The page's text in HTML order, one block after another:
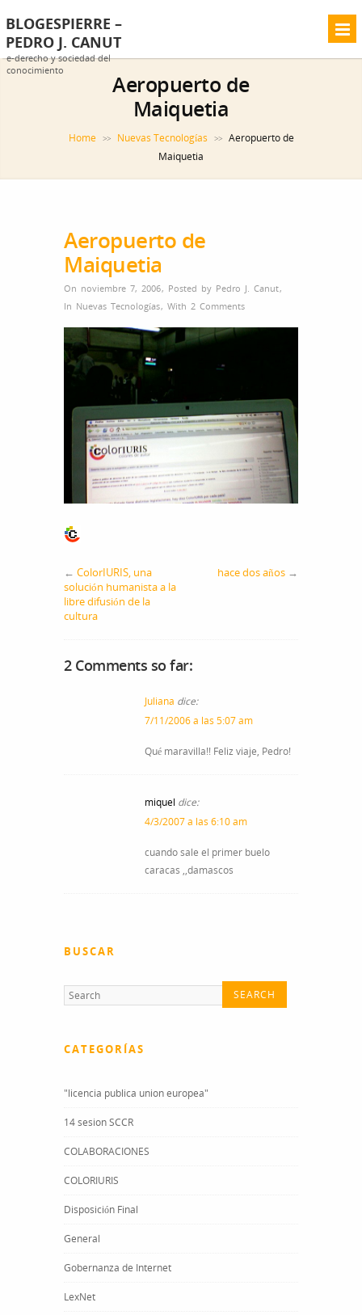
BLOGESPIERRE –
PEDRO J. CANUT
e-derecho y sociedad del
conocimiento
Aeropuerto de
Maiquetia
Home >> Nuevas Tecnologías >>
Aeropuerto de
Maiquetia
Aeropuerto de
Maiquetia
On noviembre 7, 2006, Posted by Pedro J. Canut,
In Nuevas Tecnologías, With 2 Comments
← ColorIURIS, una
solución humanista a la
libre difusión de la
cultura
hace dos años →
2 Comments so far:
Juliana dice:
7/11/2006 a las 5:07 am
Qué maravilla!! Feliz viaje, Pedro!
miquel dice:
4/3/2007 a las 6:10 am
cuando sale el primer buelo
caracas ,,damascos
BUSCAR
CATEGORÍAS
"licencia publica union europea"
14 sesion SCCR
COLABORACIONES
COLORIURIS
Disposición Final
General
Gobernanza de Internet
LexNet